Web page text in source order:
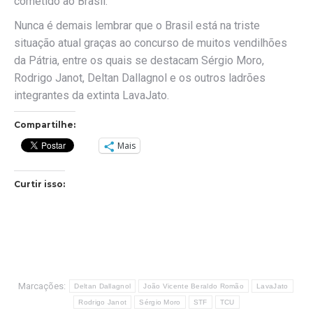
Nunca é demais lembrar que o Brasil está na triste
situação atual graças ao concurso de muitos vendilhões
da Pátria, entre os quais se destacam Sérgio Moro,
Rodrigo Janot, Deltan Dallagnol e os outros ladrões
integrantes da extinta LavaJato.
Compartilhe:
Mais
Curtir isso:
Marcações: Deltan Dallagnol João Vicente Beraldo Romão LavaJato
Rodrigo Janot Sérgio Moro STF TCU